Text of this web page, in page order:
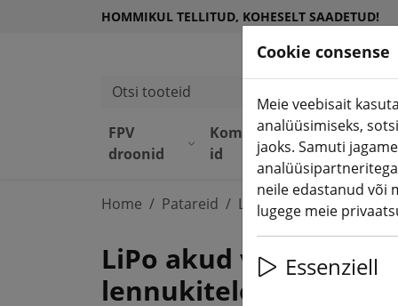
HOMMIKUL TELLITUD, KOHESELT SAADETUD!
Otsi tooteid
FPV
droonid
Komponend
id
Seadme
d
Home Patareid LiPo aku
LiPo akud
lennukitele ja RC-
Cookie consense
Meie veebisait
analüüsimiseks,
jaoks. Samuti
neile edastanud või
lugege meie
Essenziell